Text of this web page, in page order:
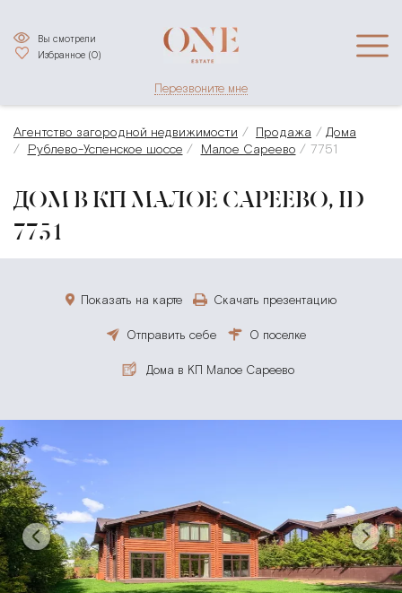
Избранное (0)
Вы смотрели
Перезвоните мне
Агентство загородной недвижимости Продажа
Дома
Рублево-Успенское шоссе
Малое Сареево 7751
ДОМ В КП МАЛОЕ САРЕЕВО, ID
7751
Показать на карте Скачать презентацию
Отправить себе О поселке
Дома в КП Малое Сареево